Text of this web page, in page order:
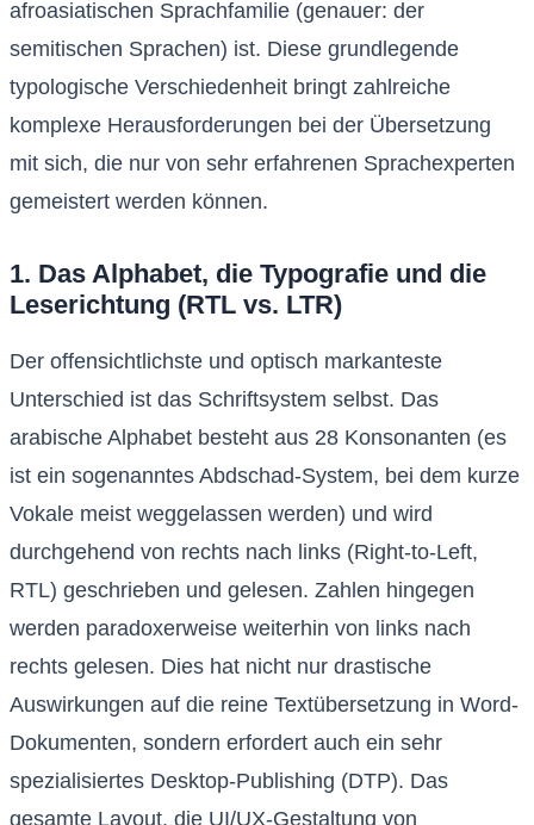
afroasiatischen Sprachfamilie (genauer: der
semitischen Sprachen) ist. Diese grundlegende
typologische Verschiedenheit bringt zahlreiche
komplexe Herausforderungen bei der Übersetzung
mit sich, die nur von sehr erfahrenen Sprachexperten
gemeistert werden können.
1. Das Alphabet, die Typografie und die
Leserichtung (RTL vs. LTR)
Der offensichtlichste und optisch markanteste
Unterschied ist das Schriftsystem selbst. Das
arabische Alphabet besteht aus 28 Konsonanten (es
ist ein sogenanntes Abdschad-System, bei dem kurze
Vokale meist weggelassen werden) und wird
durchgehend von rechts nach links (Right-to-Left,
RTL) geschrieben und gelesen. Zahlen hingegen
werden paradoxerweise weiterhin von links nach
rechts gelesen. Dies hat nicht nur drastische
Auswirkungen auf die reine Textübersetzung in Word-
Dokumenten, sondern erfordert auch ein sehr
spezialisiertes Desktop-Publishing (DTP). Das
gesamte Layout, die UI/UX-Gestaltung von